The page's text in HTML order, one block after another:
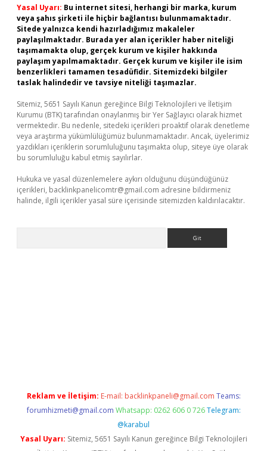
Yasal Uyarı: Bu internet sitesi, herhangi bir marka, kurum
veya şahıs şirketi ile hiçbir bağlantısı bulunmamaktadır.
Sitede yalnızca kendi hazırladığımız makaleler
paylaşılmaktadır. Burada yer alan içerikler haber niteliği
taşımamakta olup, gerçek kurum ve kişiler hakkında
paylaşım yapılmamaktadır. Gerçek kurum ve kişiler ile isim
benzerlikleri tamamen tesadüfidir. Sitemizdeki bilgiler
taslak halindedir ve tavsiye niteliği taşımazlar.
Sitemiz, 5651 Sayılı Kanun gereğince Bilgi Teknolojileri ve İletişim
Kurumu (BTK) tarafından onaylanmış bir Yer Sağlayıcı olarak hizmet
vermektedir. Bu nedenle, sitedeki içerikleri proaktif olarak denetleme
veya araştırma yükümlülüğümüz bulunmamaktadır. Ancak, üyelerimiz
yazdıkları içeriklerin sorumluluğunu taşımakta olup, siteye üye olarak
bu sorumluluğu kabul etmiş sayılırlar.
Hukuka ve yasal düzenlemelere aykırı olduğunu düşündüğünüz
içerikleri, backlinkpanelicomtr@gmail.com adresine bildirmeniz
halinde, ilgili içerikler yasal süre içerisinde sitemizden kaldırılacaktır.
Reklam ve İletişim: E-mail: backlinkpaneli@gmail.com Teams:
forumhizmeti@gmail.com Whatsapp: 0262 606 0 726 Telegram:
@karabul
Yasal Uyarı: Sitemiz, 5651 Sayılı Kanun gereğince Bilgi Teknolojileri